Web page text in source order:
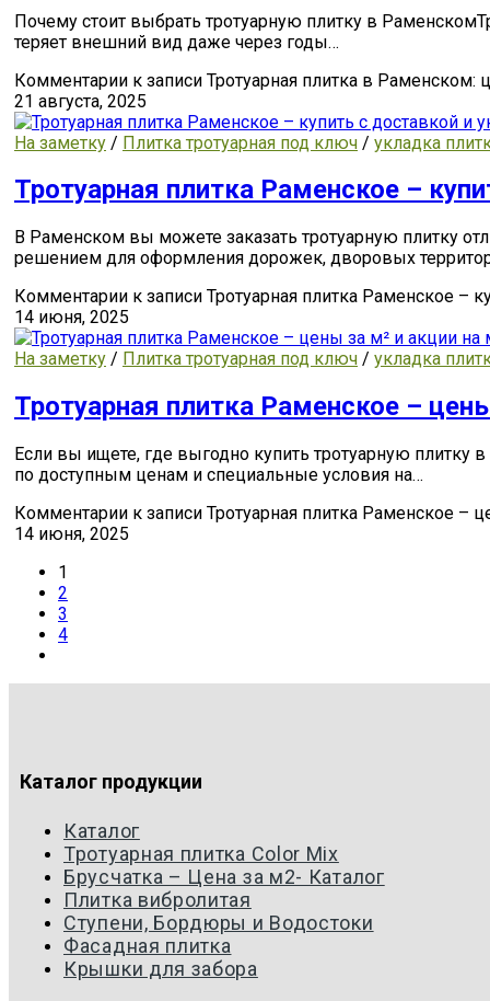
Почему стоит выбрать тротуарную плитку в
теряет внешний вид даже через годы…
Комментарии к записи Тротуарная плитка в
21 августа, 2025
На заметку / Плитка тротуарная под ключ / укладка
Тротуарная плитка Раменское –
В Раменском вы можете заказать тротуарную плитку
решением для оформления дорожек, дворовых
Комментарии к записи Тротуарная плитка Раменское –
14 июня, 2025
На заметку / Плитка тротуарная под ключ / укладка
Тротуарная плитка Раменское –
Если вы ищете, где выгодно купить тротуарную
по доступным ценам и специальные условия на…
Комментарии к записи Тротуарная плитка Раменское –
14 июня, 2025
1
2
3
4
Каталог продукции
Каталог
Тротуарная плитка Color Mix
Брусчатка – Цена за м2- Каталог
Плитка вибролитая
Ступени, Бордюры и Водостоки
Фасадная плитка
Крышки для забора